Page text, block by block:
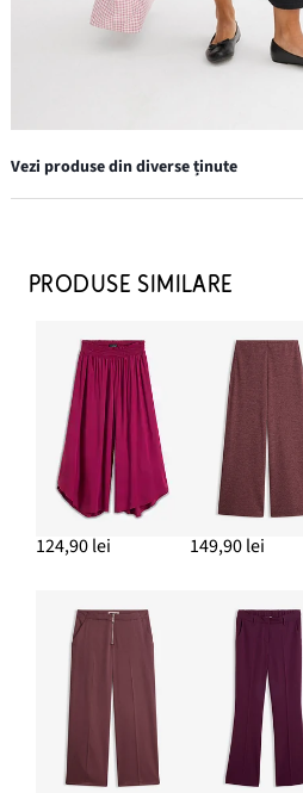
Vezi produse din diverse ținute
79,90 lei
Trenci scurt de blugi
229,90 lei
ADAUGĂ ÎN COȘ
Cercei creolen cu model răsucit
49,90 lei
99,90 lei
ADAUGĂ ÎN COȘ
PRODUSE SIMILARE
124,90 lei 149,90 lei